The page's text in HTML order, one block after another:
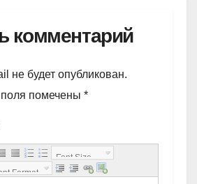
комментарий
не будет опубликован.
помечены *
Font Size...
Format